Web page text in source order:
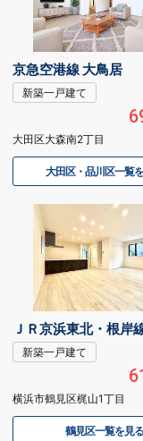
京急空港線 大鳥居
新築一戸建て
大田区大森南2丁目
大田区・品川区一覧
ＪＲ京浜東北・根岸
新築一戸建て
横浜市鶴見区梶山1丁目
鶴見区一覧を見る